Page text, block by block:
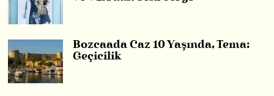
Bozcaada Caz 10 Yaşında, Tema:
Geçicilik